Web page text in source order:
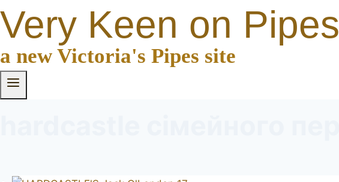
Very Keen on Pipes
a new Victoria's Pipes site